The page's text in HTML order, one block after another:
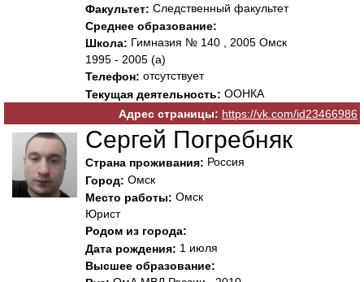
Факультет: Следственный факультет
Среднее образование:
Школа: Гимназия № 140 , 2005 Омск
1995 - 2005 (а)
Телефон: отсутствует
Текущая деятельность: ООНКА
Адрес страницы: https://vk.com/id23466986
Сергей Погребняк
Страна проживания: Россия
Город: Омск
Место работы: Омск
Юрист
Родом из города:
Дата рождения: 1 июля
Высшее образование: